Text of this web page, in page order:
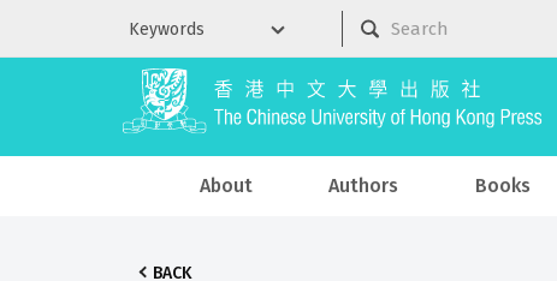
About Authors Books
BACK